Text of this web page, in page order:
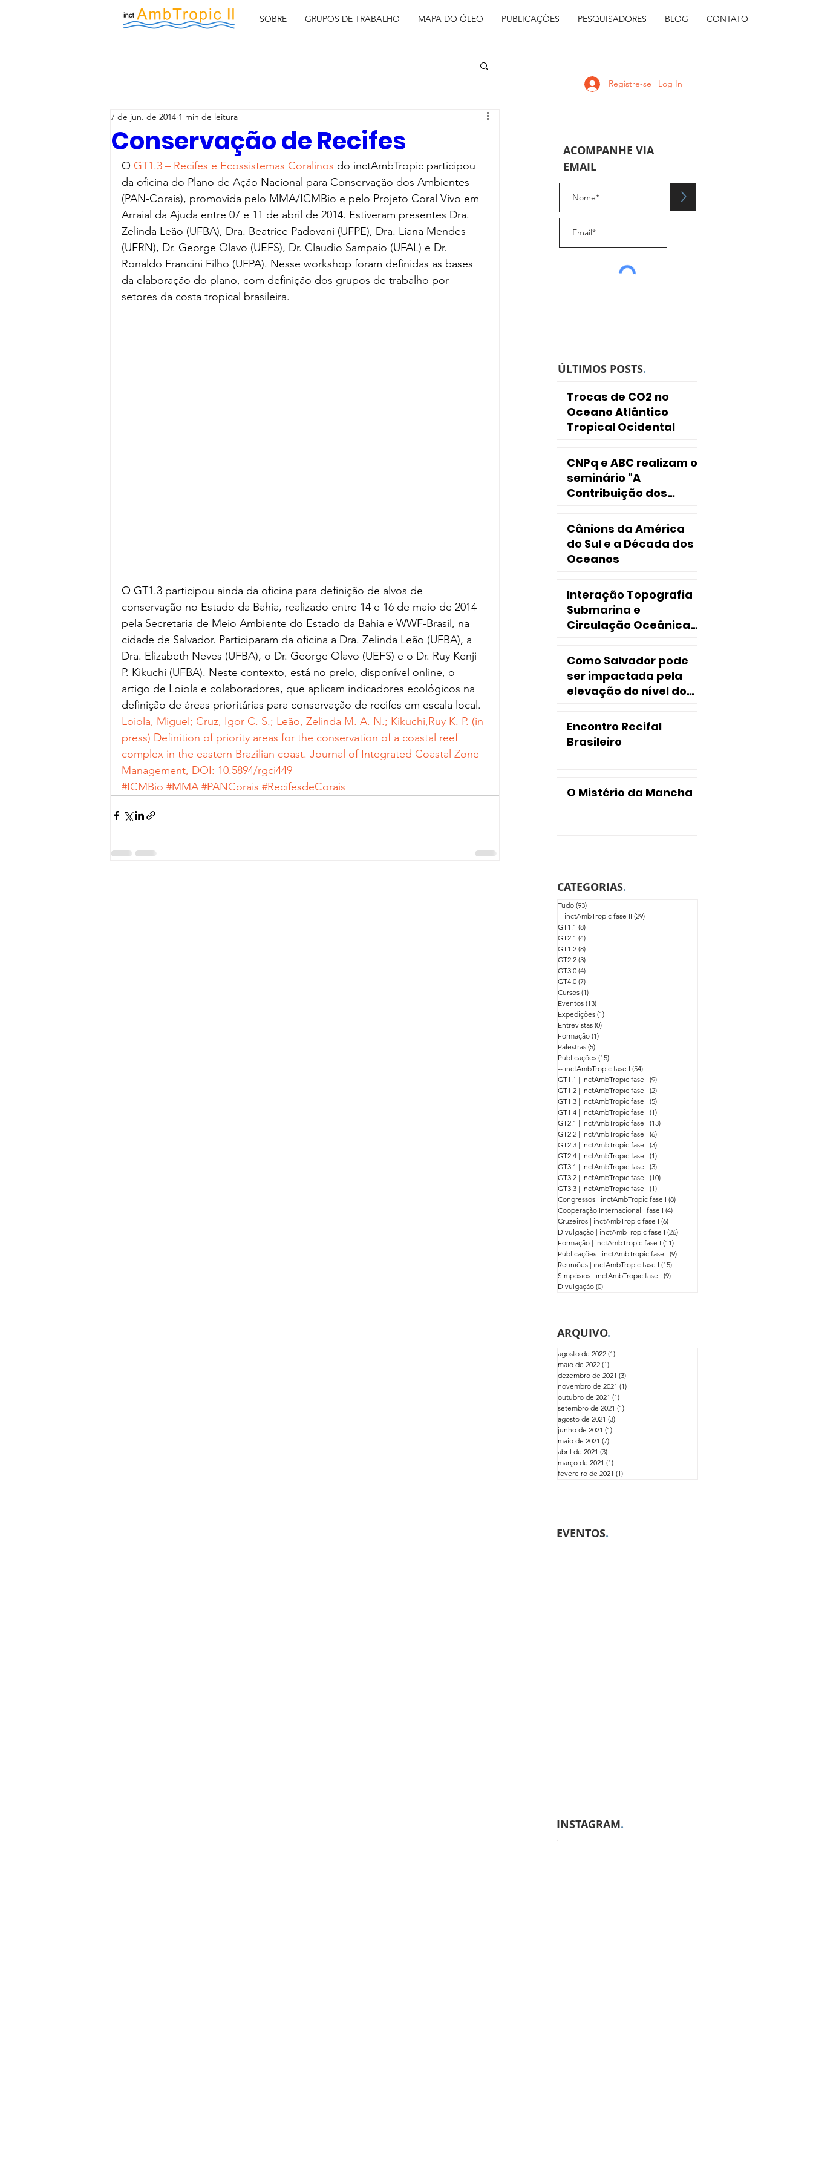
SOBRE GRUPOS DE TRABALHO MAPA DO ÓLEO PUBLICAÇÕES PESQUISADORES BLOG CONTATO
Conservação de Recifes
7 de jun. de 2014 1 min de leitura
O GT1.3 – Recifes e Ecossistemas Coralinos do inctAmbTropic participou
da oficina do Plano de Ação Nacional para Conservação dos Ambientes
(PAN-Corais), promovida pelo MMA/ICMBio e pelo Projeto Coral Vivo em
Arraial da Ajuda entre 07 e 11 de abril de 2014. Estiveram presentes Dra.
Zelinda Leão (UFBA), Dra. Beatrice Padovani (UFPE), Dra. Liana Mendes
(UFRN), Dr. George Olavo (UEFS), Dr. Claudio Sampaio (UFAL) e Dr.
Ronaldo Francini Filho (UFPA). Nesse workshop foram definidas as bases
da elaboração do plano, com definição dos grupos de trabalho por
setores da costa tropical brasileira.
O GT1.3 participou ainda da oficina para definição de alvos de
conservação no Estado da Bahia, realizado entre 14 e 16 de maio de 2014
pela Secretaria de Meio Ambiente do Estado da Bahia e WWF-Brasil, na
cidade de Salvador. Participaram da oficina a Dra. Zelinda Leão (UFBA), a
Dra. Elizabeth Neves (UFBA), o Dr. George Olavo (UEFS) e o Dr. Ruy Kenji
P. Kikuchi (UFBA). Neste contexto, está no prelo, disponível online, o
artigo de Loiola e colaboradores, que aplicam indicadores ecológicos na
definição de áreas prioritárias para conservação de recifes em escala local.
Loiola, Miguel; Cruz, Igor C. S.; Leão, Zelinda M. A. N.; Kikuchi,Ruy K. P. (in
press) Definition of priority areas for the conservation of a coastal reef
complex in the eastern Brazilian coast. Journal of Integrated Coastal Zone
Management, DOI: 10.5894/rgci449
#ICMBio #MMA #PANCorais #RecifesdeCorais
Registre-se | Log In
ACOMPANHE VIA
EMAIL
>
ÚLTIMOS POSTS.
Trocas de CO2 no
Oceano Atlântico
Tropical Ocidental
CNPq e ABC realizam o
seminário "A
Contribuição dos
Sociedade"
Cânions da América
do Sul e a Década dos
Oceanos
Interação Topografia
Submarina e
Circulação Oceânica
Como Salvador pode
ser impactada pela
elevação do nível do
Encontro Recifal
Brasileiro
O Mistério da Mancha
CATEGORIAS.
Tudo (93)
-- inctAmbTropic fase II (29)
GT1.1 (8)
GT2.1 (4)
GT1.2 (8)
GT2.2 (3)
GT3.0 (4)
GT4.0 (7)
Cursos (1)
Eventos (13)
Expedições (1)
Entrevistas (0)
Formação (1)
Palestras (5)
Publicações (15)
-- inctAmbTropic fase I (54)
GT1.1 | inctAmbTropic fase I (9)
GT1.2 | inctAmbTropic fase I (2)
GT1.3 | inctAmbTropic fase I (5)
GT1.4 | inctAmbTropic fase I (1)
GT2.1 | inctAmbTropic fase I (13)
GT2.2 | inctAmbTropic fase I (6)
GT2.3 | inctAmbTropic fase I (3)
GT2.4 | inctAmbTropic fase I (1)
GT3.1 | inctAmbTropic fase I (3)
GT3.2 | inctAmbTropic fase I (10)
GT3.3 | inctAmbTropic fase I (1)
Congressos | inctAmbTropic fase I (8)
Cooperação Internacional | fase I (4)
Cruzeiros | inctAmbTropic fase I (6)
Divulgação | inctAmbTropic fase I (26)
Formação | inctAmbTropic fase I (11)
Publicações | inctAmbTropic fase I (9)
Reuniões | inctAmbTropic fase I (15)
Simpósios | inctAmbTropic fase I (9)
Divulgação (0)
EVENTOS.
ARQUIVO.
agosto de 2022 (1)
maio de 2022 (1)
dezembro de 2021 (3)
novembro de 2021 (1)
outubro de 2021 (1)
setembro de 2021 (1)
agosto de 2021 (3)
junho de 2021 (1)
maio de 2021 (7)
abril de 2021 (3)
março de 2021 (1)
fevereiro de 2021 (1)
INSTAGRAM.